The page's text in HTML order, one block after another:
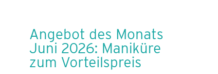
AKTUELLES
Angebot des Monats
Juni 2026: Maniküre
zum Vorteilspreis